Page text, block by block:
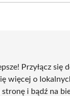
Przyłącz się
więcej o
i bądź na